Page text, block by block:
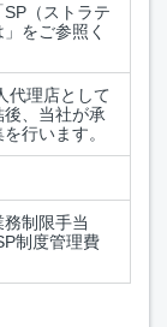
（ストラテ
をご参照く
代理店として
、当社が承
行います。
制限手当
制度管理費